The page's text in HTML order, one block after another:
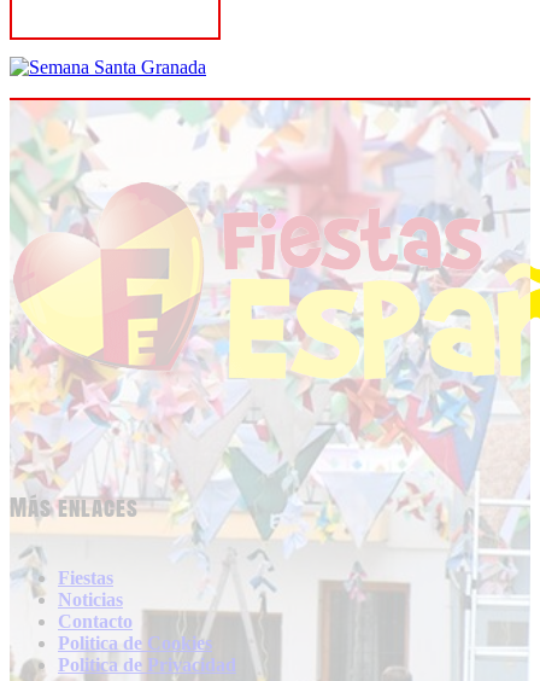
Más enlaces
Fiestas
Noticias
Contacto
Politica de Cookies
Politica de Privacidad